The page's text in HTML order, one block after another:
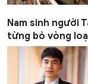
Nam sinh người
từng bỏ vòng